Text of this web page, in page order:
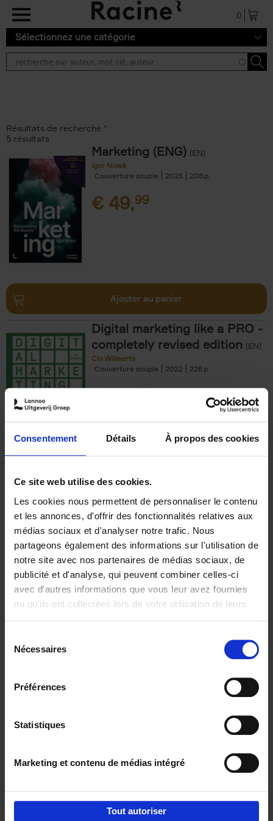
Consentement Détails À propos des cookies
Ce site web utilise des cookies.
Les cookies nous permettent de personnaliser le contenu
et les annonces, d'offrir des fonctionnalités relatives aux
médias sociaux et d'analyser notre trafic. Nous
partageons également des informations sur l'utilisation de
notre site avec nos partenaires de médias sociaux, de
publicité et d'analyse, qui peuvent combiner celles-ci
avec d'autres informations que vous leur avez fournies
ou qu'ils ont collectées lors de votre utilisation de leurs
Nécessaires
Préférences
Statistiques
Marketing et contenu de médias intégré
Tout autoriser
Aller au contenu principal
0
Sélectionnez une catégorie
Résultats de recherche ''
5 résultats
Marketing (ENG) (EN)
Igor Nowé
Couverture souple
2025 208
€ 49,99
Ajouter au panier
Digital marketing like a PRO -
completely revised edition (EN)
Clo Willaerts
Couverture souple
2022 226
€35,50
The Offer You Can't
Refuse
Steven Van Belleghem
Couverture souple
2020 256
€37,50
Building Bonds = Building